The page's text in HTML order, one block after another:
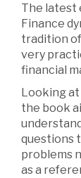
The latest
Finance
tradition
very
financial
Looking at
the book
questions
problems
as a